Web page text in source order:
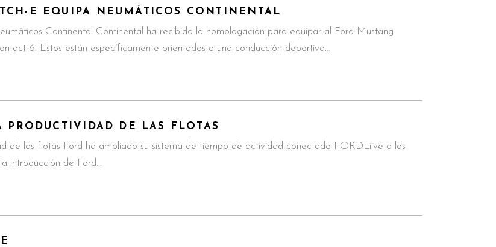
E EQUIPA NEUMÁTICOS CONTINENTAL
Continental Continental ha recibido la homologación para equipar al Ford Mustang
6. Estos están específicamente orientados a una conducción deportiva…
DE LAS FLOTAS
de las flotas Ford ha ampliado su sistema de tiempo de actividad conectado FORDLiive a los
introducción de Ford…